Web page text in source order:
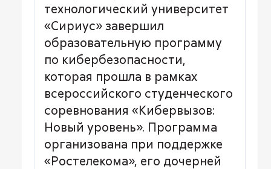
технологический университет
«Сириус» завершил
образовательную программу
по кибербезопасности,
которая прошла в рамках
всероссийского студенческого
соревнования «Кибервызов:
Новый уровень». Программа
организована при поддержке
«Ростелекома», его дочерней